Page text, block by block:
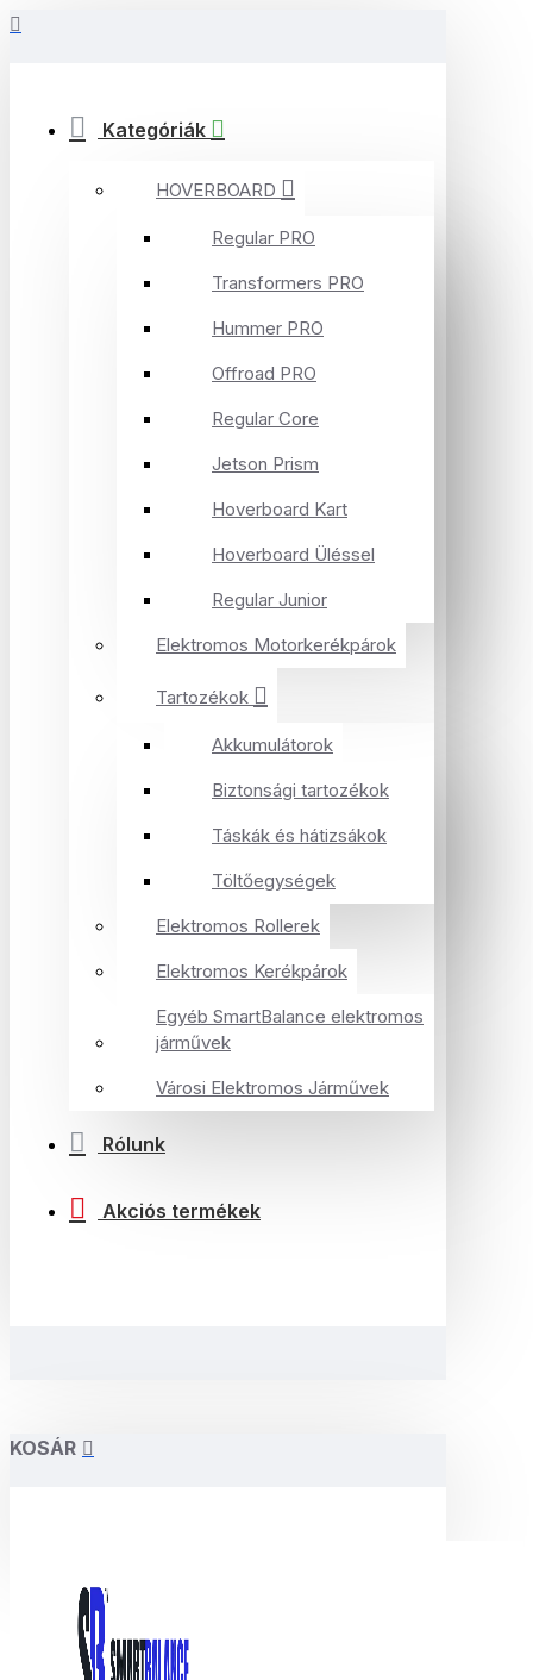
Kategóriák
HOVERBOARD
Regular PRO
Transformers PRO
Hummer PRO
Offroad PRO
Regular Core
Jetson Prism
Hoverboard Kart
Hoverboard Üléssel
Regular Junior
Elektromos Motorkerékpárok
Tartozékok
Akkumulátorok
Biztonsági tartozékok
Táskák és hátizsákok
Töltőegységek
Elektromos Rollerek
Elektromos Kerékpárok
Egyéb SmartBalance elektromos
járművek
Városi Elektromos Járművek
Rólunk
Akciós termékek
KOSÁR